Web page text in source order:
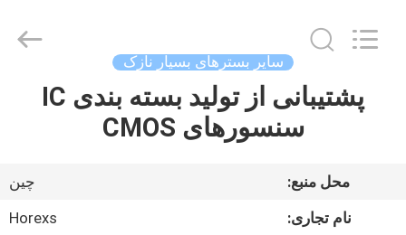
صفحه
محصولات
Co.,Ltd..
سایر بسترهای بسیار نازک
پشتیبانی از تولید بسته بندی IC
سنسورهای CMOS
محل منبع:
چین
نام تجاری:
Horexs